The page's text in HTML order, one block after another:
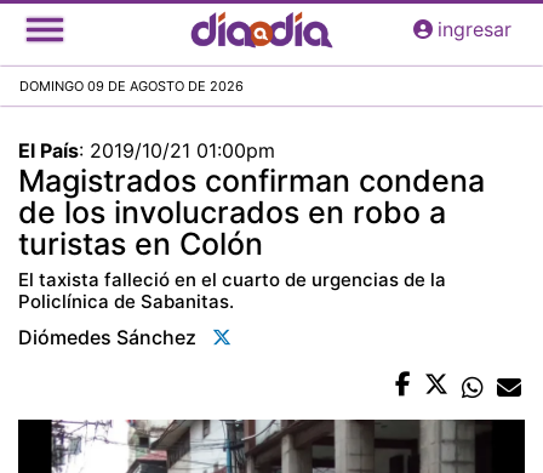
Pasar
al
principal
ingresar
DOMINGO 09 DE AGOSTO DE 2026
El País: 2019/10/21 01:00pm
Magistrados confirman condena
de los involucrados en robo a
turistas en Colón
El taxista falleció en el cuarto de urgencias de la
Policlínica de Sabanitas.
Diómedes Sánchez